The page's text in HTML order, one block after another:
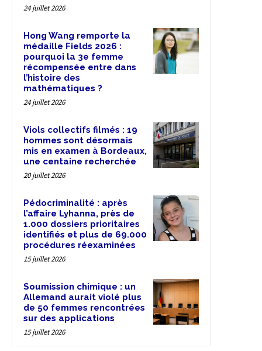
24 juillet 2026
Hong Wang remporte la
médaille Fields 2026 :
pourquoi la 3e femme
récompensée entre dans
l’histoire des
mathématiques ?
24 juillet 2026
Viols collectifs filmés : 19
hommes sont désormais
mis en examen à Bordeaux,
une centaine recherchée
20 juillet 2026
Pédocriminalité : après
l’affaire Lyhanna, près de
1.000 dossiers prioritaires
identifiés et plus de 69.000
procédures réexaminées
15 juillet 2026
Soumission chimique : un
Allemand aurait violé plus
de 50 femmes rencontrées
sur des applications
15 juillet 2026